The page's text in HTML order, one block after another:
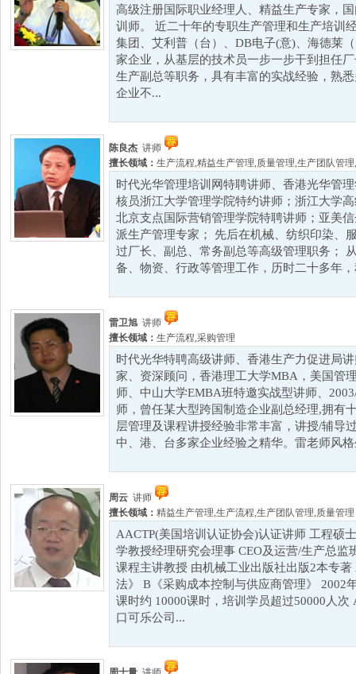
高级注册国际职业经理人、精益生产专家，
训师。 近二十年的专职生产管理和生产培训
集团、艾利普（台）、DB电子(意)、海德莱
家企业，从基层的技术员一步一步干到担任
生产副总等职务，具有丰富的实战经验，熟
企业不...
陈良杰 讲师
擅长领域： 生产流程,精益生产管理,质量管理,生产团队管理,
时代光华管理培训网特聘讲师、香港光华管
核员浙江大学管理学院特约讲师；浙江大学
北京支点国际营销管理学院特聘讲师；亚美
派生产管理专家； 先后在机械、纺织印染、
过厂长、副总、常务副总等高级管理职务；
备、物资、行政等管理工作，历时二十多年
雷卫旭 讲师
擅长领域： 生产流程,采购管理
时代光华特聘高级讲师、香港生产力促进局
家、资深顾问，香港理工大学MBA，美国管
师、中山大学EMBA班特邀实战型讲师、
师，曾任某大型跨国制造企业副总经理,拥有
层管理及课程讲授经验非常丰富，讲授/辅导
中、港、台多家企业经验之精华。雷老师风
周云 讲师
擅长领域： 精益生产管理,生产流程,生产团队管理,质量管理
AACTP(美国培训认证协会)认证讲师 工程硕
学教授经理研究会理事 CEO及运营/生产总监
课程主讲教授 由机械工业出版社出版2本专
法》 B《采购成本控制与供应商管理》 2002
课时约 10000课时，培训学员超过50000人次
口可乐公司...